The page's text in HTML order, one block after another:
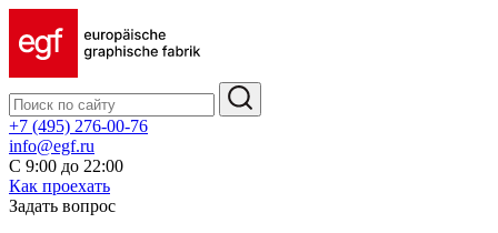
+7 (495) 276-00-76
info@egf.ru
С 9:00 до 22:00
Как проехать
Задать вопрос